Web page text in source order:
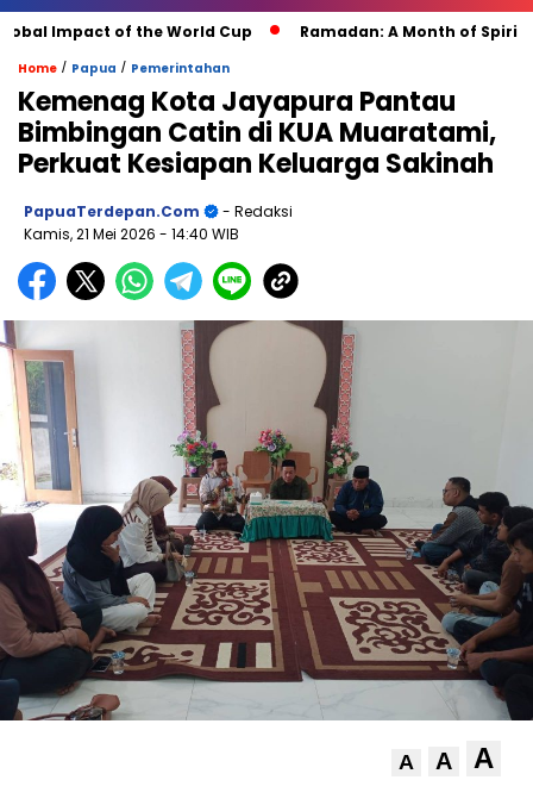
Impact of the World Cup Ramadan: A Month of Spiritual
Home / Papua / Pemerintahan
Kemenag Kota Jayapura Pantau
Bimbingan Catin di KUA Muaratami,
Perkuat Kesiapan Keluarga Sakinah
PapuaTerdepan.com
- Redaksi
Kamis, 21 Mei 2026 - 14:40 WIB
A A A